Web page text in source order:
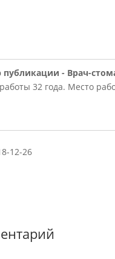
публикации - Врач-
32 года. Место
12-26